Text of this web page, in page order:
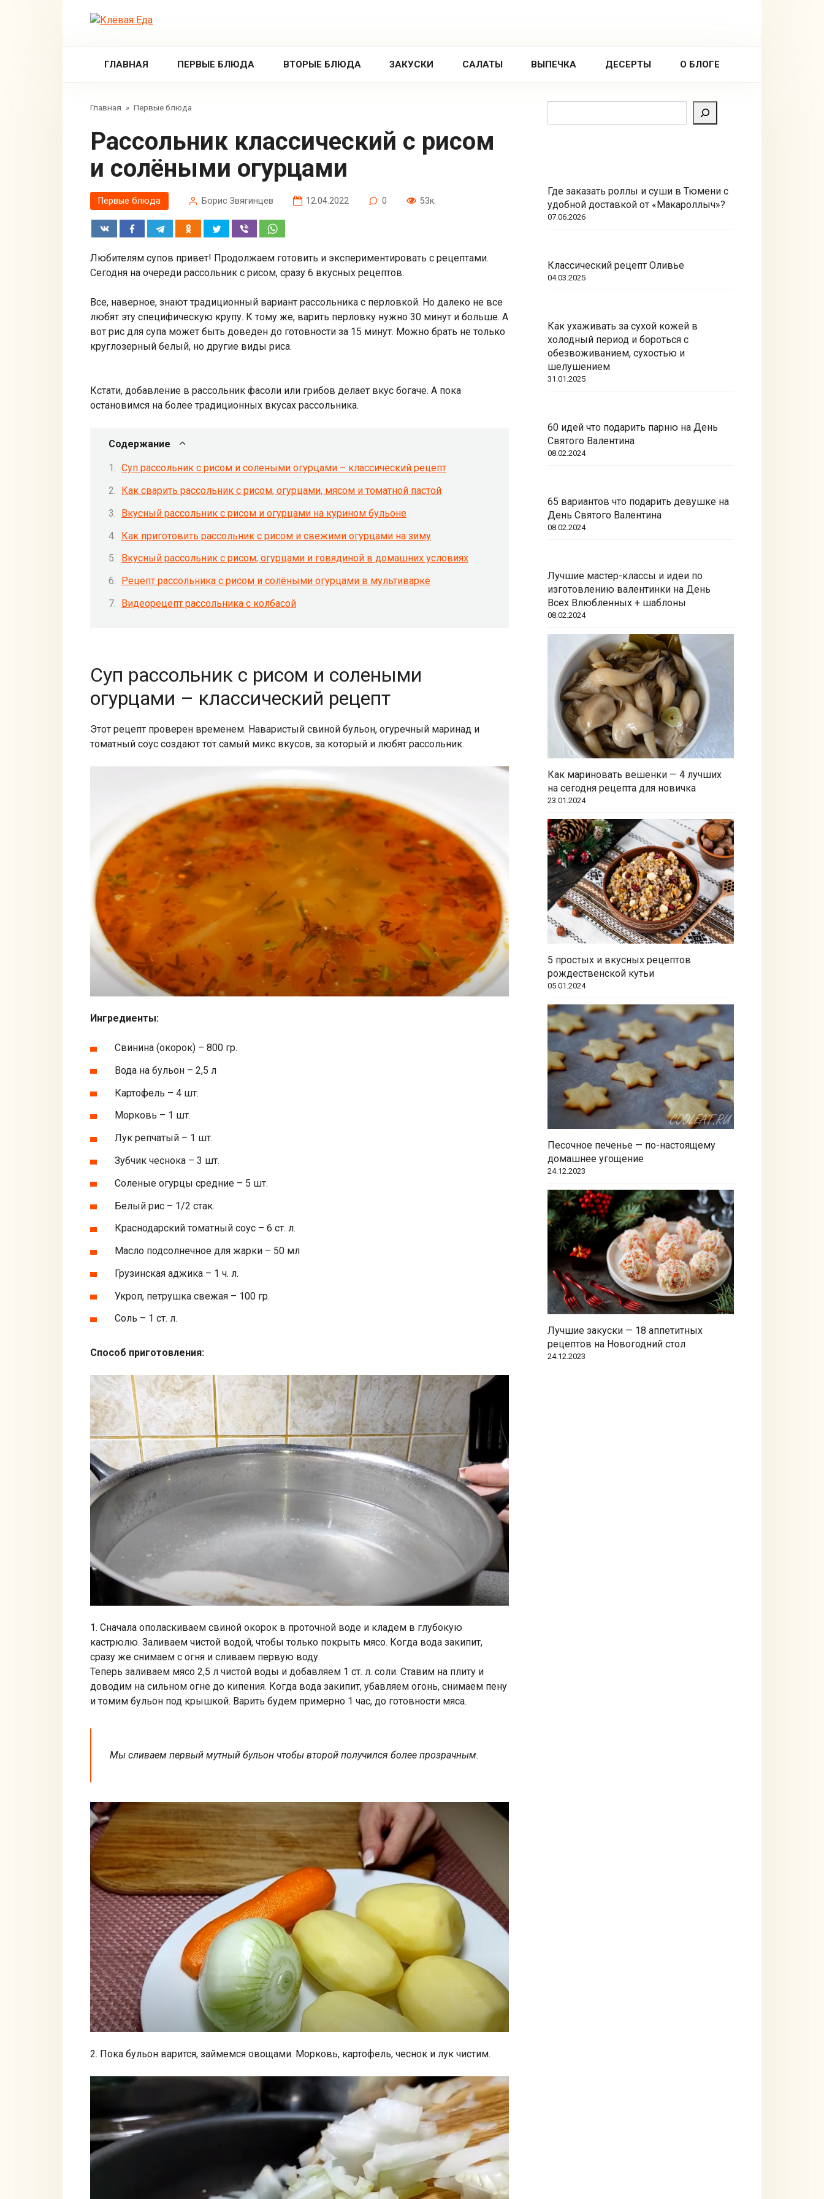
ГЛАВНАЯ ПЕРВЫЕ БЛЮДА ВТОРЫЕ БЛЮДА ЗАКУСКИ САЛАТЫ ВЫПЕЧКА ДЕСЕРТЫ О БЛОГЕ
Главная » Первые блюда
Рассольник классический с рисом
и солёными огурцами
Первые блюда Борис Звягинцев 12.04.2022 0 53к.
Любителям супов привет! Продолжаем готовить и экспериментировать с рецептами.
Сегодня на очереди рассольник с рисом, сразу 6 вкусных рецептов.
Все, наверное, знают традиционный вариант рассольника с перловкой. Но далеко не все
любят эту специфическую крупу. К тому же, варить перловку нужно 30 минут и больше. А
вот рис для супа может быть доведен до готовности за 15 минут. Можно брать не только
круглозерный белый, но другие виды риса.
Кстати, добавление в рассольник фасоли или грибов делает вкус богаче. А пока
остановимся на более традиционных вкусах рассольника.
Содержание
Суп рассольник с рисом и солеными огурцами – классический рецепт
Как сварить рассольник с рисом, огурцами, мясом и томатной пастой
Вкусный рассольник с рисом и огурцами на курином бульоне
Как приготовить рассольник с рисом и свежими огурцами на зиму
Вкусный рассольник с рисом, огурцами и говядиной в домашних условиях
Рецепт рассольника с рисом и солёными огурцами в мультиварке
Видеорецепт рассольника с колбасой
Суп рассольник с рисом и солеными
огурцами – классический рецепт
Этот рецепт проверен временем. Наваристый свиной бульон, огуречный маринад и
томатный соус создают тот самый микс вкусов, за который и любят рассольник.
Ингредиенты:
Свинина (окорок) – 800 гр.
Вода на бульон – 2,5 л
Картофель – 4 шт.
Морковь – 1 шт.
Лук репчатый – 1 шт.
Зубчик чеснока – 3 шт.
Соленые огурцы средние – 5 шт.
Белый рис – 1/2 стак.
Краснодарский томатный соус – 6 ст. л.
Масло подсолнечное для жарки – 50 мл
Грузинская аджика – 1 ч. л.
Укроп, петрушка свежая – 100 гр.
Соль – 1 ст. л.
Способ приготовления:
1. Сначала ополаскиваем свиной окорок в проточной воде и кладем в глубокую
кастрюлю. Заливаем чистой водой, чтобы только покрыть мясо. Когда вода закипит,
сразу же снимаем с огня и сливаем первую воду.
Теперь заливаем мясо 2,5 л чистой воды и добавляем 1 ст. л. соли. Ставим на плиту и
доводим на сильном огне до кипения. Когда вода закипит, убавляем огонь, снимаем пену
и томим бульон под крышкой. Варить будем примерно 1 час, до готовности мяса.
Мы сливаем первый мутный бульон чтобы второй получился более прозрачным.
2. Пока бульон варится, займемся овощами. Морковь, картофель, чеснок и лук чистим.
Где заказать роллы и суши в Тюмени с
удобной доставкой от «Макароллыч»?
07.06.2026
Классический рецепт Оливье
04.03.2025
Как ухаживать за сухой кожей в
холодный период и бороться с
обезвоживанием, сухостью и
шелушением
31.01.2025
60 идей что подарить парню на День
Святого Валентина
08.02.2024
65 вариантов что подарить девушке на
День Святого Валентина
08.02.2024
Лучшие мастер-классы и идеи по
изготовлению валентинки на День
Всех Влюбленных + шаблоны
08.02.2024
Как мариновать вешенки — 4 лучших
на сегодня рецепта для новичка
23.01.2024
5 простых и вкусных рецептов
рождественской кутьи
05.01.2024
Песочное печенье — по-настоящему
домашнее угощение
24.12.2023
Лучшие закуски — 18 аппетитных
рецептов на Новогодний стол
24.12.2023